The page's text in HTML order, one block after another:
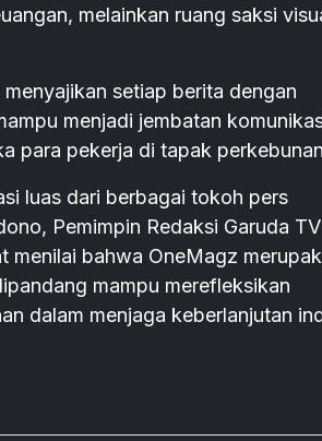
melainkan ruang saksi
setiap berita dengan
menjadi jembatan
para pekerja di tapak
luas dari berbagai tokoh pers
Pemimpin Redaksi Garuda
menilai bahwa OneMagz
mampu merefleksikan
dalam menjaga keberlanjutan